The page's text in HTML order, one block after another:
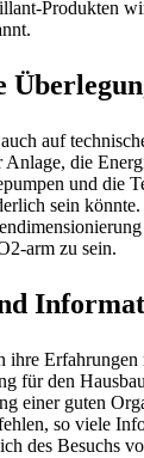
Produkten
auf
Anlage, die
und die
sein
arm zu sein.
ihre Erfahrungen
für den
einer guten
so viele
des Besuchs